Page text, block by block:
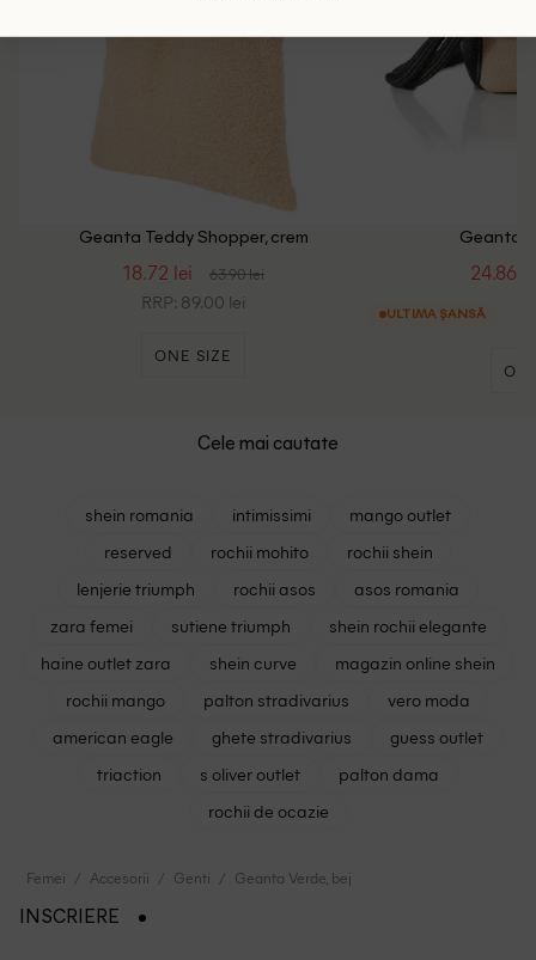
Geanta Teddy Shopper, crem
18.72 lei 63.90 lei
RRP: 89.00 lei
ONE SIZE
Geanta
24.86
ULTIMA ȘANSĂ
Cele mai cautate
shein romania intimissimi
mango outlet
reserved
rochii mohito
rochii shein
lenjerie triumph
rochii asos
asos romania
zara femei
sutiene triumph
shein rochii elegante
haine outlet zara
shein curve
magazin online shein
rochii mango
palton stradivarius
vero moda
american eagle
ghete stradivarius
guess outlet
triaction
s oliver outlet
palton dama
rochii de ocazie
Femei Accesorii Genti Geanta Verde, bej
INSCRIERE